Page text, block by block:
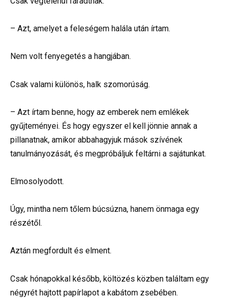
– Azt, amelyet a feleségem halála után írtam.
Nem volt fenyegetés a hangjában.
Csak valami különös, halk szomorúság.
– Azt írtam benne, hogy az emberek nem emlékek
gyűjteményei. És hogy egyszer el kell jönnie annak a
pillanatnak, amikor abbahagyjuk mások szívének
tanulmányozását, és megpróbáljuk feltárni a sajátunkat.
Elmosolyodott.
Úgy, mintha nem tőlem búcsúzna, hanem önmaga egy
részétől.
Aztán megfordult és elment.
Csak hónapokkal később, költözés közben találtam egy
négyrét hajtott papírlapot a kabátom zsebében.